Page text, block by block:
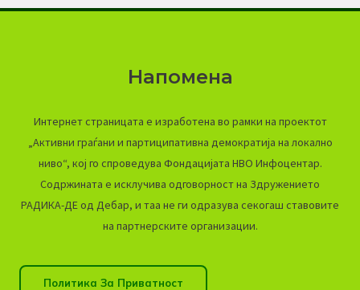
Напомена
Интернет страницата е изработена во рамки на проектот
„Активни граѓани и партиципативна демократија на локално
ниво“, кој го спроведува Фондацијата НВО Инфоцентар.
Содржината е исклучива одговорност на Здружението
РАДИКА-ДЕ од Дебар, и таа не ги одразува секогаш ставовите
на партнерските организации.
Политика За Приватност